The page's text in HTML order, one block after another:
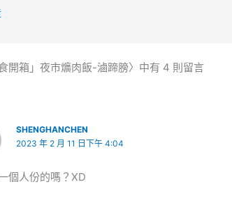
開箱」夜市爌肉飯-滷蹄膀〉中有 4 則留言
SHENGHANCHEN
2023 年 2 月 11 日下午 4:04
個人份的嗎？XD